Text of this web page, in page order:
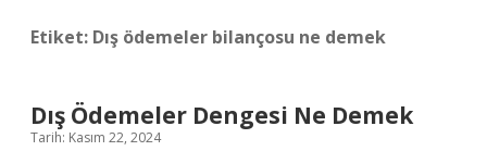
Etiket: Dış ödemeler bilançosu ne demek
Dış Ödemeler Dengesi Ne Demek
Tarih: Kasım 22, 2024